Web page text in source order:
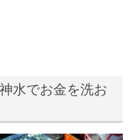
水でお金を洗お